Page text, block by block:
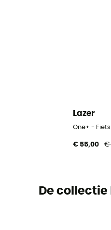
Lazer
One+ -
€ 55,00 €
De collectie